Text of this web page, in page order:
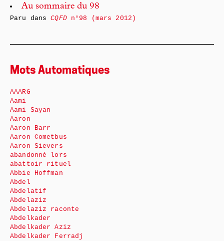
Au sommaire du 98
Paru dansCQFDn°98 (mars 2012)
Mots Automatiques
AAARG
Aami
Aami Sayan
Aaron
Aaron Barr
Aaron Cometbus
Aaron Sievers
abandonné lors
abattoir rituel
Abbie Hoffman
Abdel
Abdelatif
Abdelaziz
Abdelaziz raconte
Abdelkader
Abdelkader Aziz
Abdelkader Ferradj